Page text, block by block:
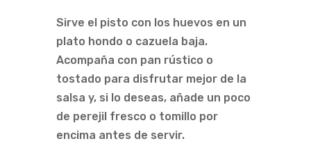
Sirve el pisto con los huevos en un
plato hondo o cazuela baja.
Acompaña con pan rústico o
tostado para disfrutar mejor de la
salsa y, si lo deseas, añade un poco
de perejil fresco o tomillo por
encima antes de servir.